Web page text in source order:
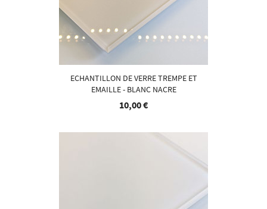
ECHANTILLON DE VERRE TREMPE ET
EMAILLE - BLANC NACRE
10,00 €